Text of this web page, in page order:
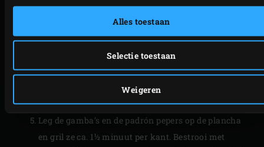
Alles toestaan
Selectie toestaan
Weigeren
Pel intussen voor de salade de knoflook en hak het
teentje fijn. Meng met de olijfolie door de gamba’s.
Halveer de avocado’s en verwijder de pitten en de
schillen. Snijd ze in dunne plakjes, verdeel over een
schaal en bestrooi met peper en zout naar smaak.
Schep de lauwwarme pompoendressing over de
avocado.
Leg de gamba’s en de padrón pepers op de plancha
en gril ze ca. 1½ minuut per kant. Bestrooi met